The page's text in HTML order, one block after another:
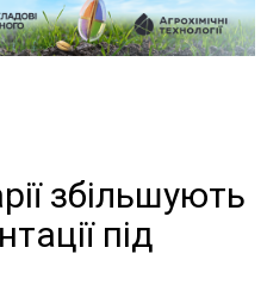
збільшують
під